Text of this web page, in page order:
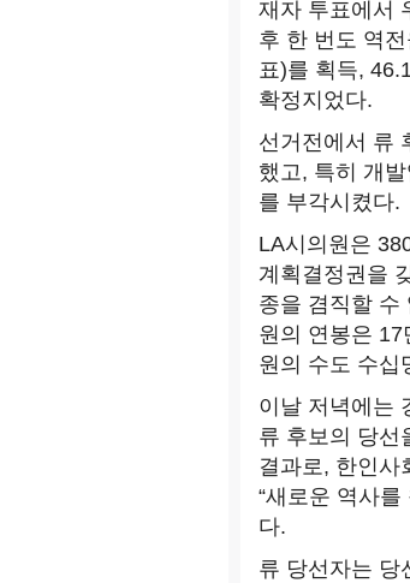
재자 투표에서
후 한 번도 역
표)를 획득,
확정지었다.
선거전에서 류
했고, 특히 개
를 부각시켰다.
LA시의원은
계획결정권을
종을 겸직할 수
원의 연봉은
원의 수도 수십
이날 저녁에는
류 후보의 당선
결과로, 한인사
“새로운 역사
다.
류 당선자는 당